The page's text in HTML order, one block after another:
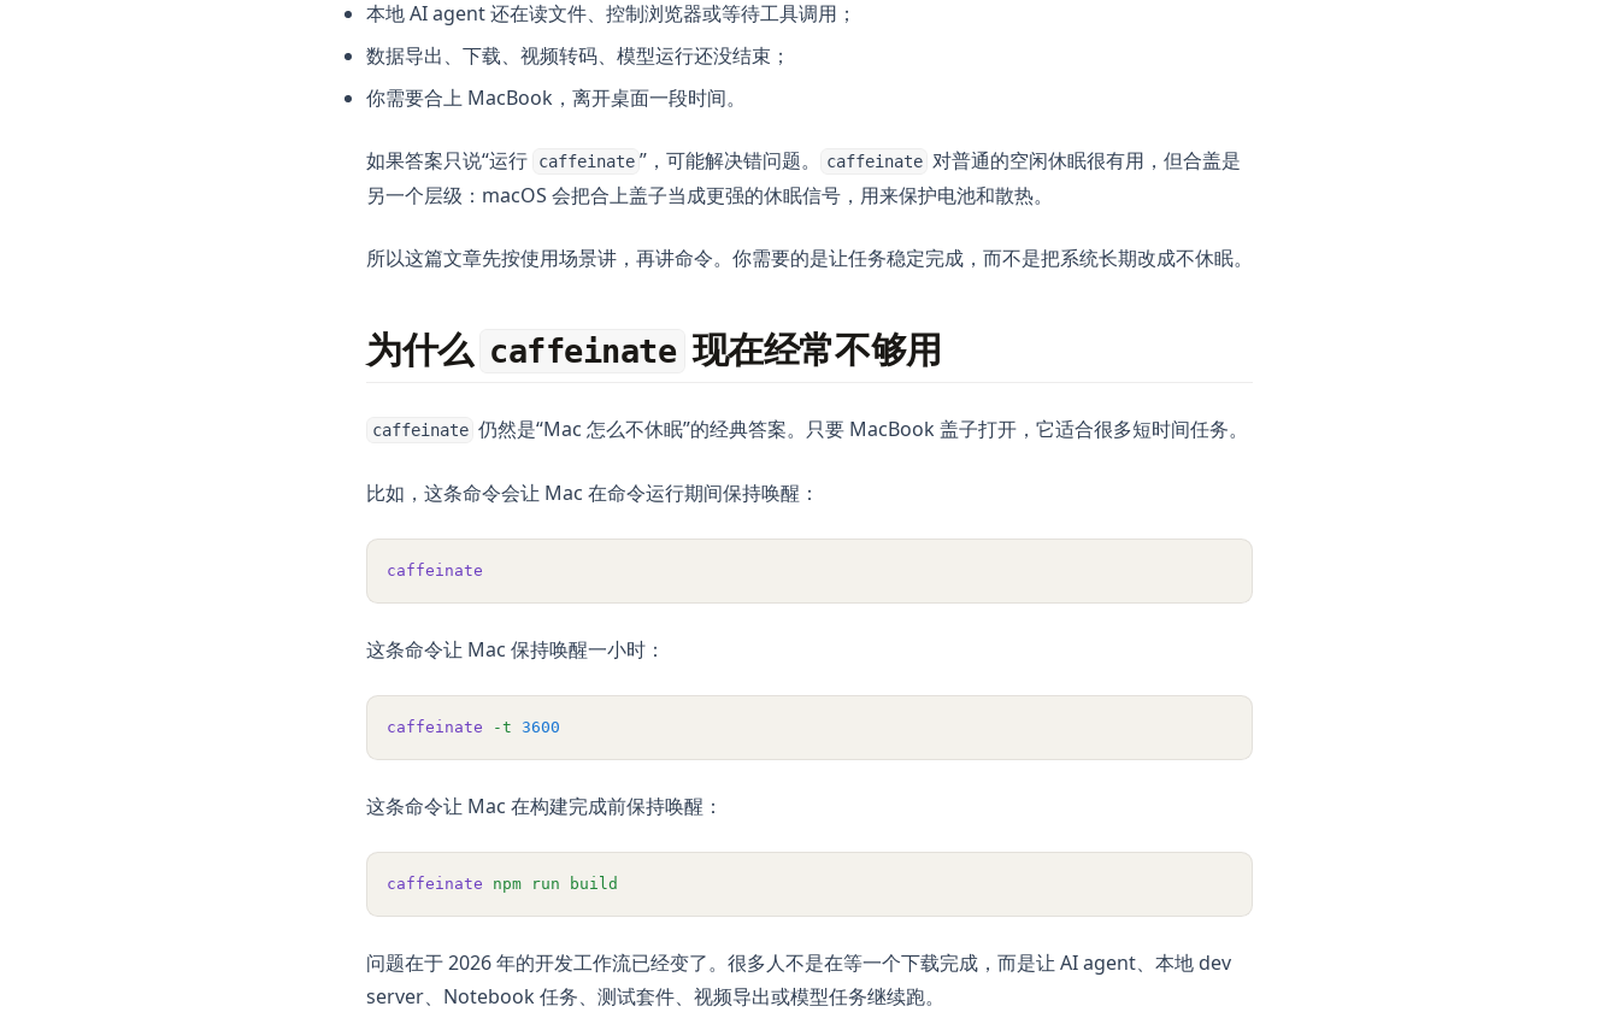
本地 AI agent 还在读文件、控制浏览器或等待工具调用；
数据导出、下载、视频转码、模型运行还没结束；
你需要合上 MacBook，离开桌面一段时间。
如果答案只说“运行 caffeinate ”，可能解决错问题。 caffeinate 对普通的空闲休眠很有用，但合盖是
另一个层级：macOS 会把合上盖子当成更强的休眠信号，用来保护电池和散热。
所以这篇文章先按使用场景讲，再讲命令。你需要的是让任务稳定完成，而不是把系统长期改成不休眠。
为什么 caffeinate 现在经常不够用
caffeinate 仍然是“Mac 怎么不休眠”的经典答案。只要 MacBook 盖子打开，它适合很多短时间任务。
比如，这条命令会让 Mac 在命令运行期间保持唤醒：
caffeinate
这条命令让 Mac 保持唤醒一小时：
caffeinate -t 3600
这条命令让 Mac 在构建完成前保持唤醒：
caffeinate npm run build
问题在于 2026 年的开发工作流已经变了。很多人不是在等一个下载完成，而是让 AI agent、本地 dev
server、Notebook 任务、测试套件、视频导出或模型任务继续跑。